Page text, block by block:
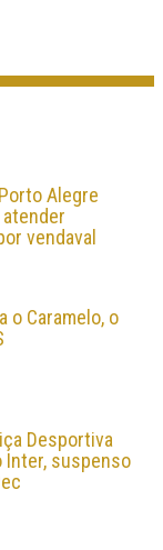
Alegre
vendaval
o Caramelo, o
Desportiva
Inter, suspenso